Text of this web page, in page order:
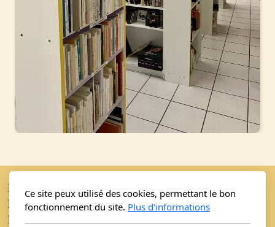
Bouquinerie Le Fouineur
Nathalie et Elvis Schäfer
Rue de l'Eglise 40
Ce site peux utilisé des cookies, permettant le bon
fonctionnement du site. Plus d'informations